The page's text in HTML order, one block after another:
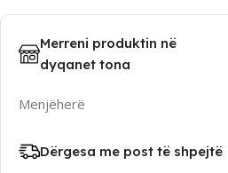
Merreni produktin në
dyqanet tona
Menjëherë
Dërgesa me post të shpejtë